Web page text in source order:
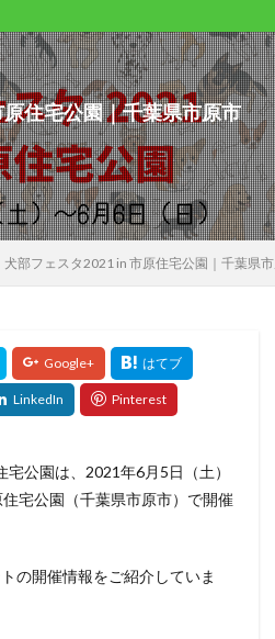
住宅公園｜千葉県市原市
犬部フェスタ2021 in 市原住宅公園｜千葉県
公園は、2021年6月5日（土）
宅公園（千葉県市原市）で開催
の開催情報をご紹介していま